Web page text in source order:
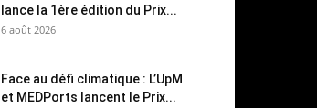
lance la 1ère édition du Prix...
6 août 2026
Face au défi climatique : L’UpM
et MEDPorts lancent le Prix...